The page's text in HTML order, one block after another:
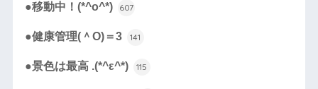
●移動中！(*^o^*) 607
●健康管理(＾O)＝3 141
●景色は最高 .(*^ε^*) 115